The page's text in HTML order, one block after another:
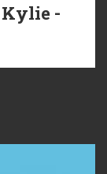
Kylie -